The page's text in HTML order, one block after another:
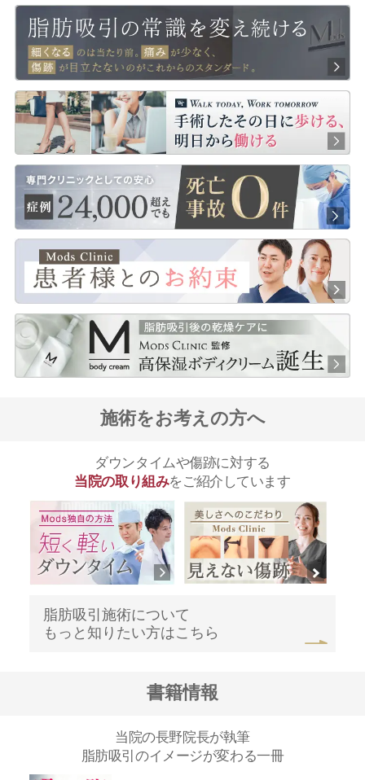
施術をお考えの方へ
ダウンタイムや傷跡に対する
当院の取り組みをご紹介しています
脂肪吸引施術について
もっと知りたい方はこちら
書籍情報
当院の長野院長が執筆
脂肪吸引のイメージが変わる一冊